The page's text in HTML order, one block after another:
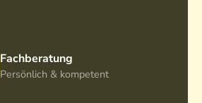
Fachberatung
Persönlich & kompetent